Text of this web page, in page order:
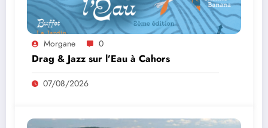
Morgane 0
Drag & Jazz sur l’Eau à Cahors
07/08/2026